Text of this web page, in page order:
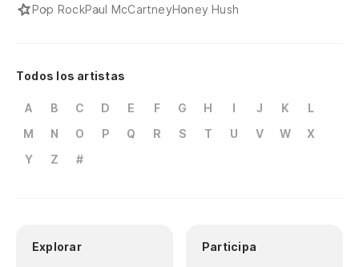
Pop RockPaul McCartneyHoney Hush
Todos los artistas
A B C D E F G H I J K
L
M
N O P Q R S T U V W
X
Y
Z #
Explorar Participa